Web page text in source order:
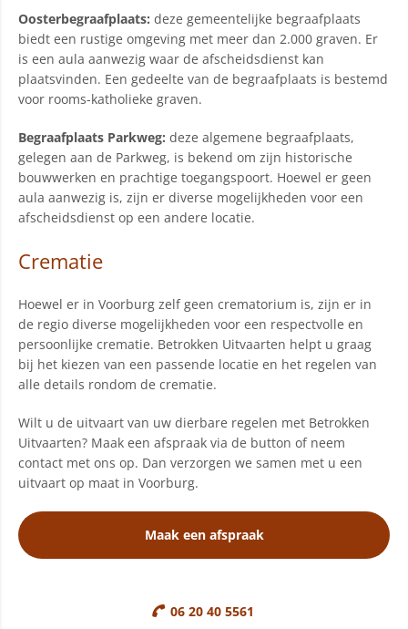
Oosterbegraafplaats: deze gemeentelijke begraafplaats
biedt een rustige omgeving met meer dan 2.000 graven. Er
is een aula aanwezig waar de afscheidsdienst kan
plaatsvinden. Een gedeelte van de begraafplaats is bestemd
voor rooms-katholieke graven.
Begraafplaats Parkweg: deze algemene begraafplaats,
gelegen aan de Parkweg, is bekend om zijn historische
bouwwerken en prachtige toegangspoort. Hoewel er geen
aula aanwezig is, zijn er diverse mogelijkheden voor een
afscheidsdienst op een andere locatie.
Crematie
Hoewel er in Voorburg zelf geen crematorium is, zijn er in
de regio diverse mogelijkheden voor een respectvolle en
persoonlijke crematie. Betrokken Uitvaarten helpt u graag
bij het kiezen van een passende locatie en het regelen van
alle details rondom de crematie.
Wilt u de uitvaart van uw dierbare regelen met Betrokken
Uitvaarten? Maak een afspraak via de button of neem
contact met ons op. Dan verzorgen we samen met u een
uitvaart op maat in Voorburg.
Maak een afspraak
06 20 40 5561